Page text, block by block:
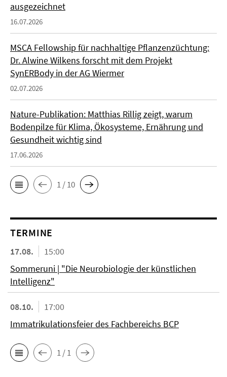
ausgezeichnet
16.07.2026
MSCA Fellowship für nachhaltige Pflanzenzüchtung:
Dr. Alwine Wilkens forscht mit dem Projekt
SynERBody in der AG Wiermer
02.07.2026
Nature-Publikation: Matthias Rillig zeigt, warum
Bodenpilze für Klima, Ökosysteme, Ernährung und
Gesundheit wichtig sind
17.06.2026
1 / 10
TERMINE
17.08.
15:00
Sommeruni | "Die Neurobiologie der künstlichen
Intelligenz"
08.10.
17:00
Immatrikulationsfeier des Fachbereichs BCP
1 / 1